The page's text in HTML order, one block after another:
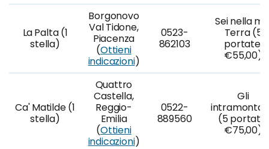
La Palta (1
stella)
Borgonovo
Val Tidone,
Piacenza
(Ottieni
indicazioni)
0523-
862103
Sei nella
Terra (5
portate,
€55,00)
Ca' Matilde (1
stella)
Quattro
Castella,
Reggio-
Emilia
(Ottieni
indicazioni)
0522-
889560
Gli
(5 portate,
€75,00)